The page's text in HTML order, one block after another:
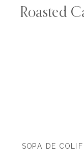
Roasted
SOPA DE